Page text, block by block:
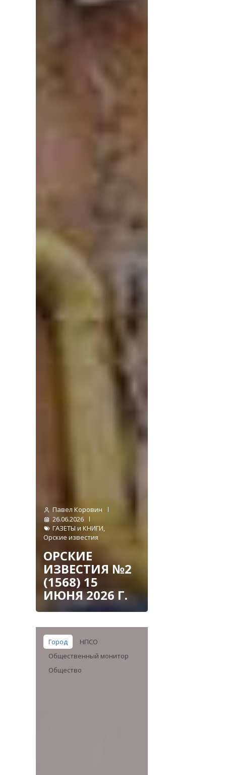
Павел Коровин
26.06.2026
ГАЗЕТЫ и КНИГИ,
Орские известия
ОРСКИЕ
ИЗВЕСТИЯ №2
(1568) 15
ИЮНЯ 2026 Г.
Город
НПСО
Общественный монитор
Общество